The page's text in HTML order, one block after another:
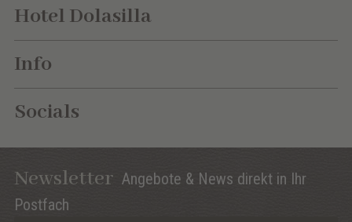
Hotel Dolasilla
Info
Socials
Newsletter Angebote & News direkt in Ihr
Postfach